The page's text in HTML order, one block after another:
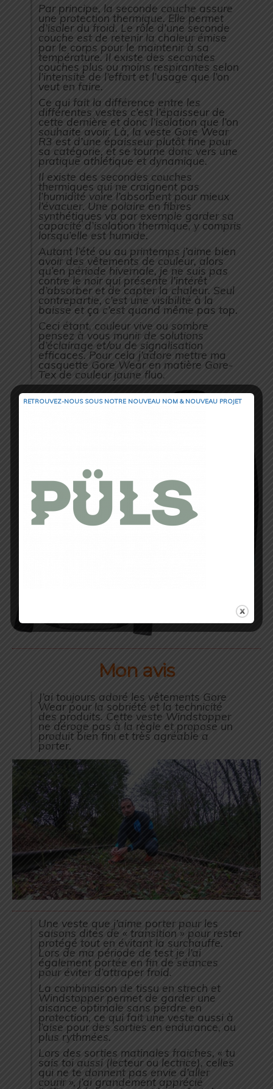
Par principe, la seconde couche assure
une protection thermique. Elle permet
d’isoler du froid. Le rôle d’une seconde
couche est de retenir la chaleur émise
par le corps pour le maintenir à sa
température. Il existe des secondes
couches plus ou moins respirantes selon
l’intensité de l’effort et l’usage que l’on
veut en faire.
Ce qui fait la différence entre les
différentes vestes c’est l’épaisseur de
cette dernière et donc l’isolation que l’on
souhaite avoir. Là, la veste Gore Wear
R3 est d’une épaisseur plutôt fine pour
sa catégorie, et se tourne donc vers une
pratique athlétique et dynamique.
Il existe des secondes couches
thermiques qui ne craignent pas
l’humidité voire l’absorbent pour mieux
l’évacuer. Une polaire en fibres
synthétiques va par exemple garder sa
capacité d’isolation thermique, y compris
lorsqu’elle est humide.
Autant l’été ou au printemps j’aime bien
avoir des vêtements de couleur, alors
qu’en période hivernale, je ne suis pas
contre le noir qui présente l’intérêt
d’absorber et de capter la chaleur. Seul
contrepartie, c’est une visibilité à la
baisse et ça c’est quand même pas top.
Ceci étant, couleur vive ou sombre
pensez à vous munir de solutions
d’éclairage et/ou de signalisation
efficaces. Pour cela j’adore mettre ma
casquette Gore Wear en matière Gore-
Tex de couleur jaune fluo.
Mon avis
J’ai toujours adoré les vêtements Gore
Wear pour la sobriété et la technicité
des produits. Cette veste Windstopper
ne déroge pas à la règle et propose un
produit bien fini et très agréable a
porter.
Une veste que j’aime porter pour les
saisons dites de « transition » pour rester
protégé tout en évitant la surchauffe.
Lors de ma période de test je l’ai
également portée en fin de séances
pour éviter d’attraper froid.
La combinaison de tissu en strech et
Windstopper permet de garder une
aisance optimale sans perdre en
protection, ce qui fait une veste aussi à
l’aise pour des sorties en endurance, ou
plus rythmées.
Lors des sorties matinales fraiches, « tu
sais toi aussi (lecteur ou lectrice), celles
qui ne te donnent pas envie d’aller
courir », j’ai grandement apprécié
RETROUVEZ-NOUS SOUS NOTRE NOUVEAU NOM & NOUVEAU PROJET